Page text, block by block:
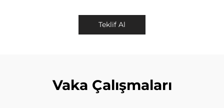
Teklif Al
Vaka Çalışmaları